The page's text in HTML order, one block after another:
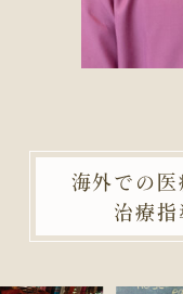
海外での
治療指